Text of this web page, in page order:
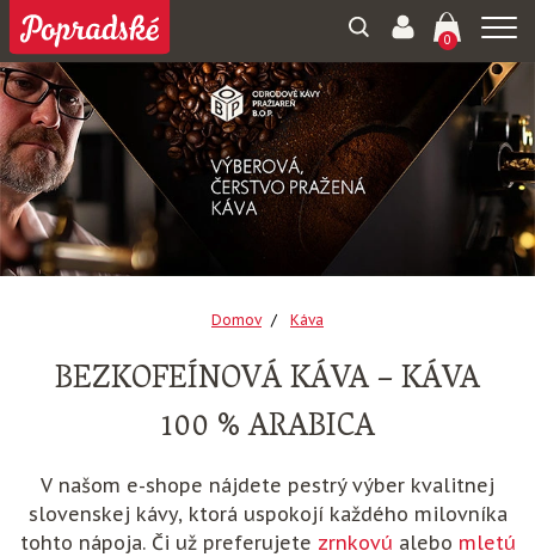
0
Domov Káva
BEZKOFEÍNOVÁ KÁVA – KÁVA
100 % ARABICA
V našom e-shope nájdete pestrý výber kvalitnej
slovenskej kávy, ktorá uspokojí každého milovníka
tohto nápoja. Či už preferujete zrnkovú alebo mletú